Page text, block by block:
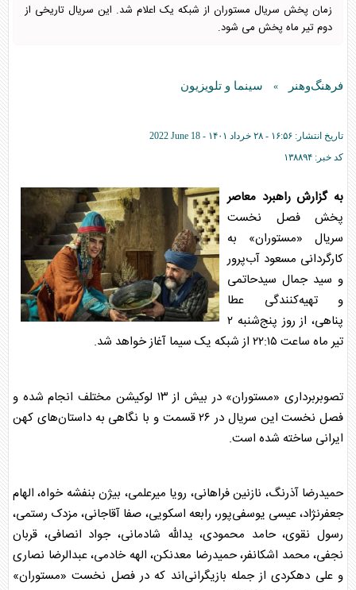
زمان پخش سریال مستوران از شبکه یک اعلام شد. این سریال تاریخی از
دوم تیر ماه پخش می شود.
فرهنگ‌وهنر » سینما و تلویزیون
تاریخ انتشار: ۱۶:۵۶ - ۲۸ خرداد ۱۴۰۱ -
2022 June 18
کد خبر: ۱۳۸۸۹۴
به گزارش راهبرد معاصر
پخش فصل نخست
سریال «مستوران» به
کارگردانی مسعود آب‌پرور
و سید جمال سیدحاتمی
و تهیه‌کنندگی عطا
پناهی، از روز پنج‌‎شنبه ۲
تیر ماه ساعت ۲۲:۱۵ از شبکه یک سیما آغاز خواهد شد.
تصوبربرداری «مستوران» در بیش از ۱۳ لوکیشن مختلف انجام شده و
فصل نخست این سریال در ۲۶ قسمت و با نگاهی به داستان‌های کهن
ایرانی ساخته شده است.
حمیدرضا آذرنگ، نازنین فراهانی، رویا میرعلمی، بیژن بنفشه خواه، الهام
جعفرنژاد، عیسی یوسفی‌پور، رابعه اسکویی، صفا آقاجانی، مزدک رستمی،
رسول نقوی، حامد محمودی، یدالله شادمانی، جواد انصافی، قربان
نجفی، محمد اشکانفر، حمیدرضا معدنکن، الهه خادمی، عبدالرضا نصاری
و علی دهکردی از جمله بازیگرانی‌اند که در فصل نخست «مستوران»